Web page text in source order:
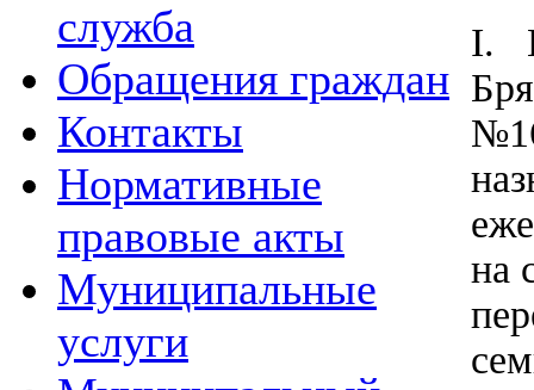
служба
Обращения граждан
Контакты
Нормативные
правовые акты
Муниципальные
услуги
I. В
на